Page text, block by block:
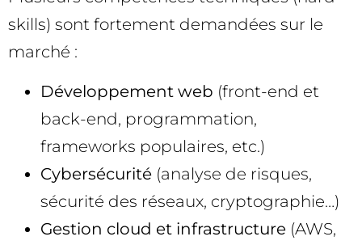
skills) sont fortement demandées sur le
marché :
Développement web (front-end et
back-end, programmation,
frameworks populaires, etc.)
Cybersécurité (analyse de risques,
sécurité des réseaux, cryptographie…)
Gestion cloud et infrastructure (AWS,